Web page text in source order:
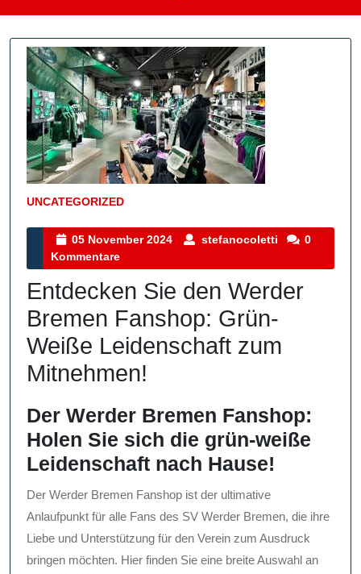
UNCATEGORIZED
Kategorie
05 November 2024
05
2024
stefanocoletti stefanocoletti
0
Kommentare
Entdecken Sie den Werder
Bremen Fanshop: Grün-
Weiße Leidenschaft zum
Mitnehmen!
Der Werder Bremen Fanshop:
Holen Sie sich die grün-weiße
Leidenschaft nach Hause!
Der Werder Bremen Fanshop ist der ultimative
Anlaufpunkt für alle Fans des SV Werder Bremen, die ihre
Liebe und Unterstützung für den Verein zum Ausdruck
bringen möchten. Hier finden Sie eine breite Auswahl an